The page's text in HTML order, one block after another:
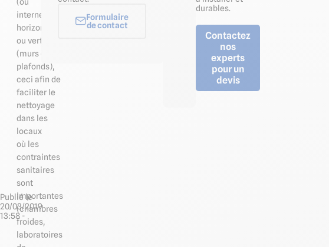
Publié le
20/03/2019
13:58 -
(ou
internes)
horizontaux
ou verticaux
(murs et
plafonds),
ceci afin de
faciliter le
nettoyage
dans les
locaux
où les
contraintes
sanitaires
sont
importantes
(chambres
froides,
laboratoires
Formulaire
de contact
durables.
Contactez
nos
experts
pour un
devis